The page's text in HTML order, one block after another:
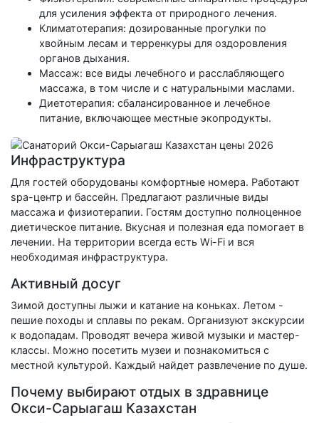
для усиления эффекта от природного лечения.
Климатотерапия: дозированные прогулки по
хвойным лесам и терренкуры для оздоровления
органов дыхания.
Массаж: все виды лечебного и расслабляющего
массажа, в том числе и с натуральными маслами.
Диетотерапия: сбалансированное и лечебное
питание, включающее местные экопродукты.
Инфраструктура
Для гостей оборудованы комфортные номера. Работают
spa-центр и бассейн. Предлагают различные виды
массажа и физиотерапии. Гостям доступно полноценное
диетическое питание. Вкусная и полезная еда помогает в
лечении. На территории всегда есть Wi-Fi и вся
необходимая инфраструктура.
Активный досуг
Зимой доступны лыжи и катание на коньках. Летом -
пешие походы и сплавы по рекам. Организуют экскурсии
к водопадам. Проводят вечера живой музыки и мастер-
классы. Можно посетить музеи и познакомиться с
местной культурой. Каждый найдет развлечение по душе.
Почему выбирают отдых в здравнице
Окси-Сарыагаш Казахстан